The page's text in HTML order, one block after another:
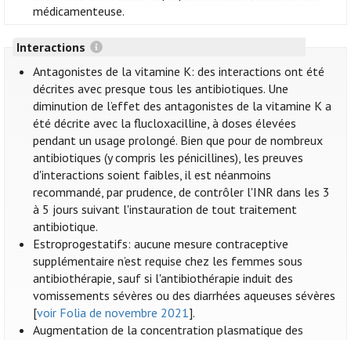
médicamenteuse.
Interactions
Antagonistes de la vitamine K: des interactions ont été
décrites avec presque tous les antibiotiques. Une
diminution de l’effet des antagonistes de la vitamine K a
été décrite avec la flucloxacilline, à doses élevées
pendant un usage prolongé. Bien que pour de nombreux
antibiotiques (y compris les pénicillines), les preuves
d'interactions soient faibles, il est néanmoins
recommandé, par prudence, de contrôler l'INR dans les 3
à 5 jours suivant l'instauration de tout traitement
antibiotique.
Estroprogestatifs: aucune mesure contraceptive
supplémentaire n’est requise chez les femmes sous
antibiothérapie, sauf si l'antibiothérapie induit des
vomissements sévères ou des diarrhées aqueuses sévères
[voir Folia de novembre 2021].
Augmentation de la concentration plasmatique des